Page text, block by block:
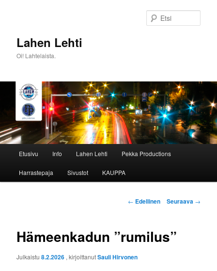
Lahen Lehti
Oi! Lahtelaista.
Etusivu Info Lahen Lehti Pekka Productions
Harrastepaja Sivustot KAUPPA
Artikkelien
← Edellinen Seuraava →
Hämeenkadun ”rumilus”
Julkaistu8.2.2026 , kirjoittanutSauli Hirvonen